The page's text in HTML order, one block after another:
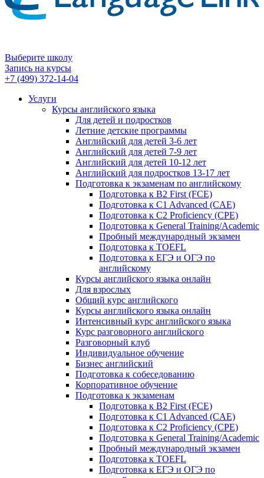
Выберите школу
Запись на курсы
+7 (499) 372-14-04
Услуги
Курсы английского языка
Для детей и подростков
Летние детские программы
Английский для детей 3-6 лет
Английский для детей 7-9 лет
Английский для детей 10-12 лет
Английский для подростков 13-17 лет
Подготовка к экзаменам по английскому
Подготовка к B2 First (FCE)
Подготовка к C1 Advanced (CAE)
Подготовка к C2 Proficiency (CPE)
Подготовка к General Training/Academic
Пробный международный экзамен
Подготовка к TOEFL
Подготовка к ЕГЭ и ОГЭ по
английскому
Курсы английского языка онлайн
Для взрослых
Общий курс английского
Курсы английского языка онлайн
Интенсивный курс английского языка
Курс разговорного английского
Разговорный клуб
Индивидуальное обучение
Бизнес английский
Подготовка к собеседованию
Корпоративное обучение
Подготовка к экзаменам
Подготовка к B2 First (FCE)
Подготовка к C1 Advanced (CAE)
Подготовка к C2 Proficiency (CPE)
Подготовка к General Training/Academic
Пробный международный экзамен
Подготовка к TOEFL
Подготовка к ЕГЭ и ОГЭ по